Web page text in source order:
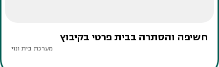
חשיפה והסתרה בבית פרטי בקיבוץ
מערכת בית ונוי